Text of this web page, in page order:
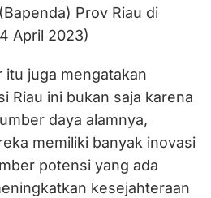
Prov Riau di
April 2023)
itu juga mengatakan
Riau ini bukan saja karena
daya alamnya,
memiliki banyak inovasi
potensi yang ada
kesejahteraan